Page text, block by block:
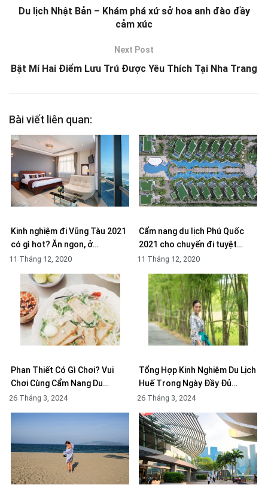
Du lịch Nhật Bản – Khám phá xứ sở hoa anh đào đầy
cảm xúc
Next Post
Bật Mí Hai Điểm Lưu Trú Được Yêu Thích Tại Nha Trang
Bài viết liên quan:
Kinh nghiệm đi Vũng Tàu 2021
có gì hot? Ăn ngon, ở…
11 Tháng 12, 2020
Cẩm nang du lịch Phú Quốc
2021 cho chuyến đi tuyệt…
11 Tháng 12, 2020
Phan Thiết Có Gì Chơi? Vui
Chơi Cùng Cẩm Nang Du…
26 Tháng 3, 2024
Tổng Hợp Kinh Nghiệm Du Lịch
Huế Trong Ngày Đầy Đủ…
26 Tháng 3, 2024